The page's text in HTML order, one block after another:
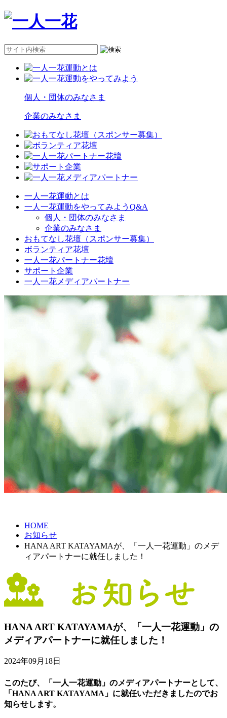
個人・団体のみなさま
企業のみなさま
一人一花運動とは
一人一花運動をやってみようQ&A
個人・団体のみなさま
企業のみなさま
おもてなし花壇（スポンサー募集）
ボランティア花壇
一人一花パートナー花壇
サポート企業
一人一花メディアパートナー
HOME
お知らせ
HANA ART KATAYAMAが、「一人一花運動」のメデ
ィアパートナーに就任しました！
HANA ART KATAYAMAが、「一人一花運動」の
メディアパートナーに就任しました！
2024年09月18日
このたび、「一人一花運動」のメディアパートナーとして、
「HANA ART KATAYAMA」に就任いただきましたのでお
知らせします。